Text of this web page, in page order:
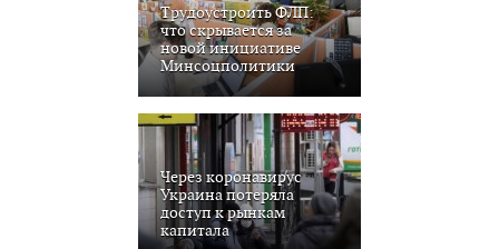
Трудоустроить ФЛП:
что скрывается за
новой инициативе
Минсоцполитики
Через коронавирус
Украина потеряла
доступ к рынкам
капитала